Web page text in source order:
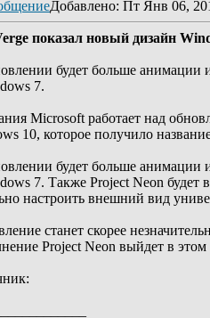
Добавлено: Пт Янв 06,
показал новый дизайн
будет больше анимации
7.
Microsoft работает над
10, которое получило
будет больше анимации
7. Также Project Neon будет
настроить внешний вид
станет скорее
Project Neon выйдет в